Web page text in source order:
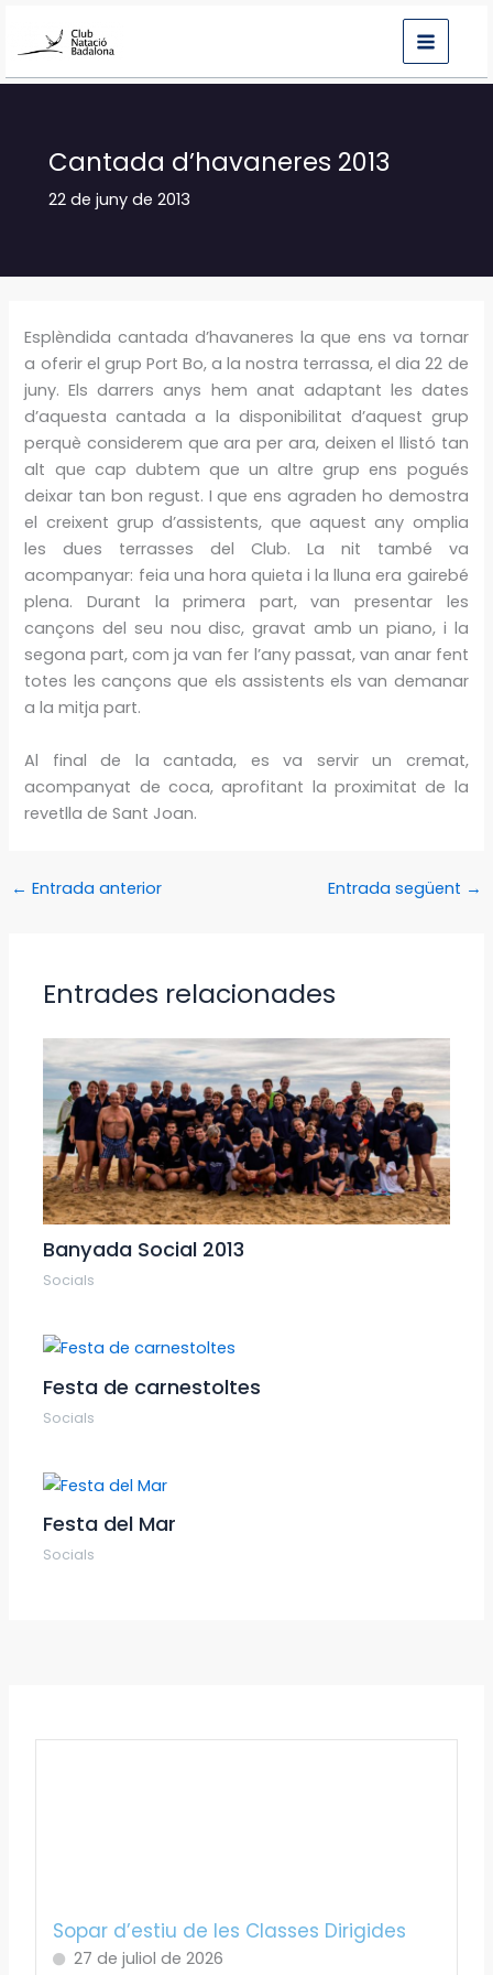
Cantada d’havaneres 2013
22 de juny de 2013
Esplèndida cantada d’havaneres la que ens va tornar
a oferir el grup Port Bo, a la nostra terrassa, el dia 22 de
juny. Els darrers anys hem anat adaptant les dates
d’aquesta cantada a la disponibilitat d’aquest grup
perquè considerem que ara per ara, deixen el llistó tan
alt que cap dubtem que un altre grup ens pogués
deixar tan bon regust. I que ens agraden ho demostra
el creixent grup d’assistents, que aquest any omplia
les dues terrasses del Club. La nit també va
acompanyar: feia una hora quieta i la lluna era gairebé
plena. Durant la primera part, van presentar les
cançons del seu nou disc, gravat amb un piano, i la
segona part, com ja van fer l’any passat, van anar fent
totes les cançons que els assistents els van demanar
a la mitja part.
Al final de la cantada, es va servir un cremat,
acompanyat de coca, aprofitant la proximitat de la
revetlla de Sant Joan.
← Entrada anterior Entrada següent →
Entrades relacionades
Banyada Social 2013
Socials
Festa de carnestoltes
Socials
Festa del Mar
Socials
Sopar d’estiu de les Classes Dirigides
27 de juliol de 2026